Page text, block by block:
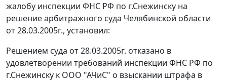
жалобу инспекции ФНС РФ по г.Снежинску на
решение арбитражного суда Челябинской области
от 28.03.2005г., установил:
Решением суда от 28.03.2005г. отказано в
удовлетворении требований инспекции ФНС РФ по
г.Снежинску к ООО "АЧиС" о взыскании штрафа в